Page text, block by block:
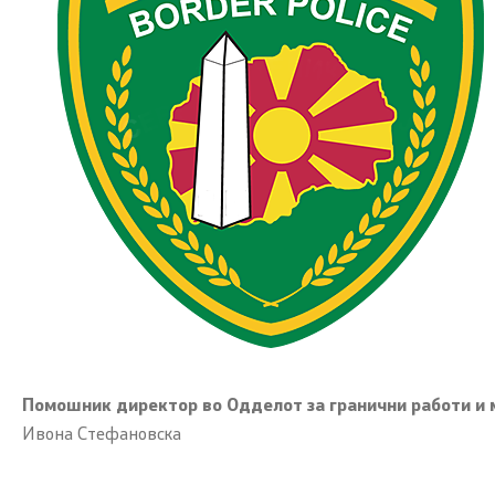
Правни работи
Меѓународна соработка
Полициска академија
Безбедност на класифицирани
информации и соработка со НАТО
Информатика и телекомуникации
Прекршоци
Помошник директор во Одделот за гранични работи и
Ивона Стефановска